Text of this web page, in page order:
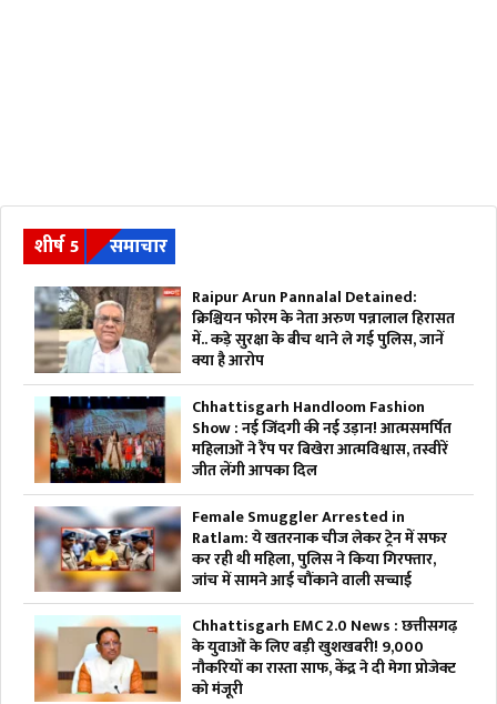
शीर्ष 5 समाचार
Raipur Arun Pannalal Detained:
क्रिश्चियन फोरम के नेता अरुण पन्नालाल हिरासत
में.. कड़े सुरक्षा के बीच थाने ले गई पुलिस, जानें
क्या है आरोप
Chhattisgarh Handloom Fashion
Show : नई जिंदगी की नई उड़ान! आत्मसमर्पित
महिलाओं ने रैंप पर बिखेरा आत्मविश्वास, तस्वीरें
जीत लेंगी आपका दिल
Female Smuggler Arrested in
Ratlam: ये खतरनाक चीज लेकर ट्रेन में सफर
कर रही थी महिला, पुलिस ने किया गिरफ्तार,
जांच में सामने आई चौंकाने वाली सच्चाई
Chhattisgarh EMC 2.0 News : छत्तीसगढ़
के युवाओं के लिए बड़ी खुशखबरी! 9,000
नौकरियों का रास्ता साफ, केंद्र ने दी मेगा प्रोजेक्ट
को मंजूरी